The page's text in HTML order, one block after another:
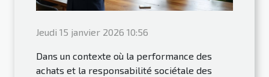
Jeudi 15 janvier 2026 10:56
Dans un contexte où la performance des
achats et la responsabilité sociétale des